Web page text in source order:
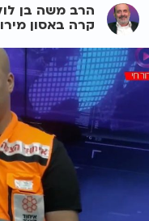
הרב משה בן
קרה באסון